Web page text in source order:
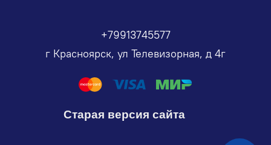
+79913745577
г Красноярск, ул Телевизорная, д 4г
Старая версия сайта